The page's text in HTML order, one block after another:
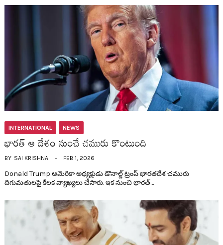
INTERNATIONAL NEWS
భార‌త్ ఆ దేశం నుంచే చ‌మురు కొంటుంది
BY SAI KRISHNA FEB 1, 2026
Donald Trump అమెరికా అధ్య‌క్షుడు డొనాల్డ్ ట్రంప్ భార‌త‌దేశ చ‌మురు
దిగుమతుల‌పై కీల‌క వ్యాఖ్య‌లు చేసారు. ఇక నుంచి భార‌త్…